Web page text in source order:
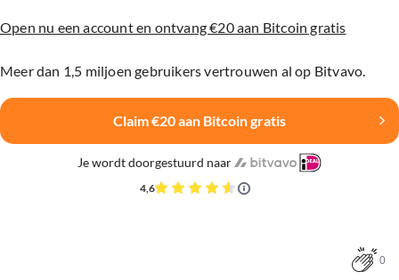
Open nu een account en ontvang €20 aan Bitcoin gratis
Meer dan 1,5 miljoen gebruikers vertrouwen al op Bitvavo.
Claim €20 aan Bitcoin gratis
Je wordt doorgestuurd naar
4,6
0